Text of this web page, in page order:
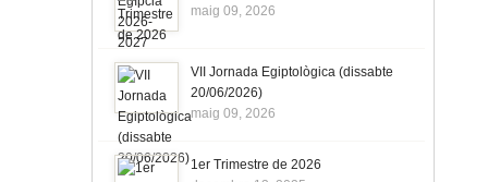
maig 09, 2026
VII Jornada Egiptològica (dissabte
20/06/2026)
maig 09, 2026
1er Trimestre de 2026